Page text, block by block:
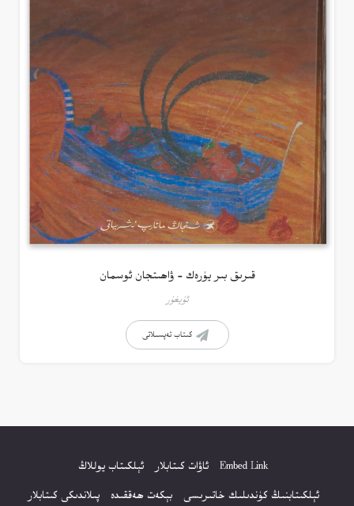
قىرىق بىر يۈرەك – ۋاھىتجان ئوسمان
ئۇيغۇر
كىتاب تەپسىلاتى
Embed Link ئاۋات كىتابلار
ئېلكىتاب يوللاڭ
ئېلكىتابنىڭ كۈندىلىك خاتىرىسى
بېكەت ھەققىدە پىلاندىكى كىتابلار